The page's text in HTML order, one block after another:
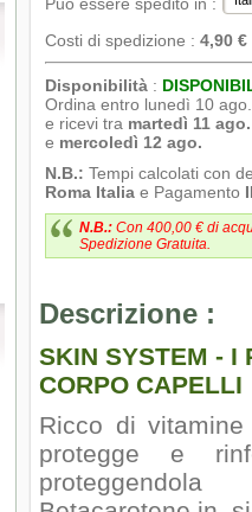
Costi di spedizione : 4,90 €
Disponibilità :
Ordina entro lunedì 10
e ricevi tra martedì 11 ago.
e mercoledì 12 ago.
N.B.: Tempi calcolati con
Roma Italia e Pagamento
N.B.: Con 400,00 € di
Spedizione Gratuita.
Descrizione :
SKIN SYSTEM - I
CORPO CAPELLI
Ricco di
protegge e